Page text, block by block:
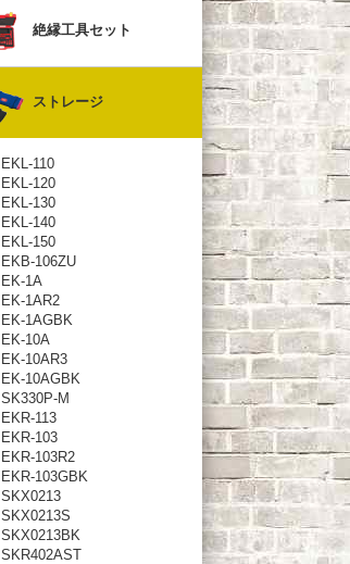
絶縁工具セット
ストレージ
EKL-110
EKL-120
EKL-130
EKL-140
EKL-150
EKB-106ZU
EK-1A
EK-1AR2
EK-1AGBK
EK-10A
EK-10AR3
EK-10AGBK
SK330P-M
EKR-113
EKR-103
EKR-103R2
EKR-103GBK
SKX0213
SKX0213S
SKX0213BK
SKR402AST